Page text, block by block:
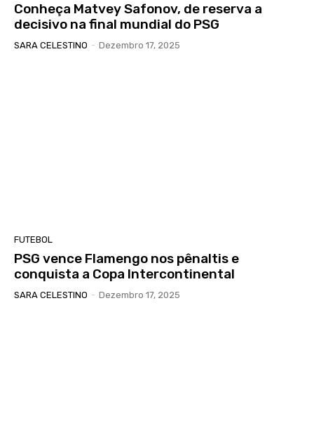
Conheça Matvey Safonov, de reserva a
decisivo na final mundial do PSG
SARA CELESTINO - Dezembro 17, 2025
FUTEBOL
PSG vence Flamengo nos pênaltis e
conquista a Copa Intercontinental
SARA CELESTINO - Dezembro 17, 2025